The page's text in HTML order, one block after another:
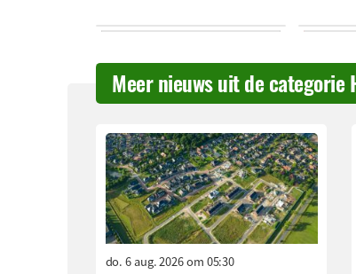
Meer nieuws uit de categorie
do. 6 aug. 2026 om 05:30